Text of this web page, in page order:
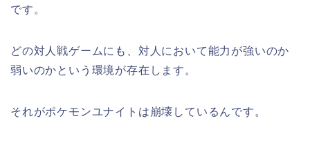
です。
どの対人戦ゲームにも、対人において能力が強いのか
弱いのかという環境が存在します。
それがポケモンユナイトは崩壊しているんです。